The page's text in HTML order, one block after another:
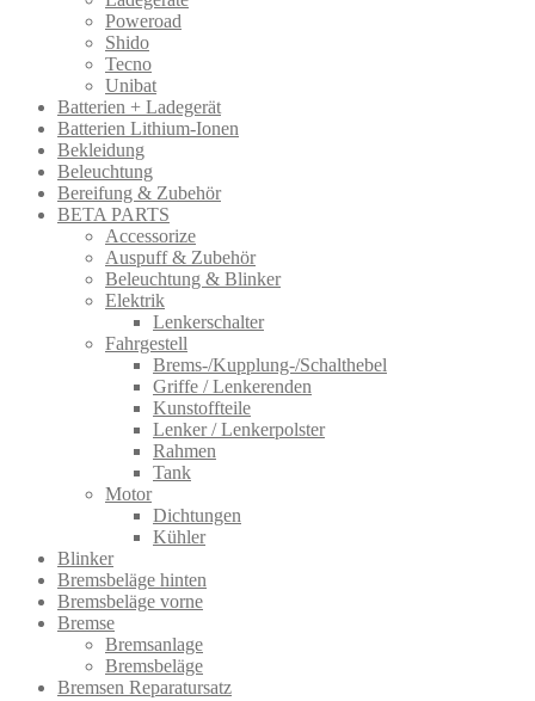
Poweroad
Shido
Tecno
Unibat
Batterien + Ladegerät
Batterien Lithium-Ionen
Bekleidung
Beleuchtung
Bereifung & Zubehör
BETA PARTS
Accessorize
Auspuff & Zubehör
Beleuchtung & Blinker
Elektrik
Lenkerschalter
Fahrgestell
Brems-/Kupplung-/Schalthebel
Griffe / Lenkerenden
Kunstoffteile
Lenker / Lenkerpolster
Rahmen
Tank
Motor
Dichtungen
Kühler
Blinker
Bremsbeläge hinten
Bremsbeläge vorne
Bremse
Bremsanlage
Bremsbeläge
Bremsen Reparatursatz